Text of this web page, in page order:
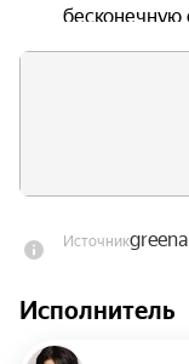
бесконечную
полузабытых
созданному
Источник
Исполнитель